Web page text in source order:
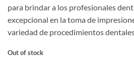
para brindar a los profesionales
excepcional en la toma de
variedad de procedimientos
Out of stock